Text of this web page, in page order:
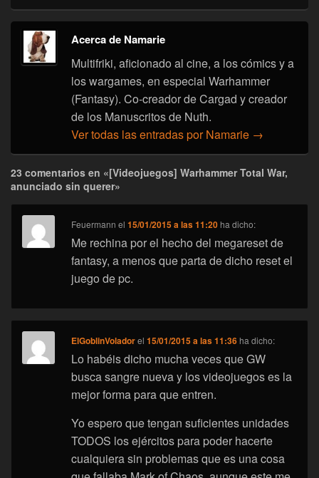
Acerca de Namarie
Multifriki, aficionado al cine, a los cómics y a
los wargames, en especial Warhammer
(Fantasy). Co-creador de Cargad y creador
de los Manuscritos de Nuth.
Ver todas las entradas por Namarie →
23 comentarios en «[Videojuegos] Warhammer Total War,
anunciado sin querer»
Feuermann el15/01/2015 a las 11:20 ha dicho:
Me rechina por el hecho del megareset de
fantasy, a menos que parta de dicho reset el
juego de pc.
ElGoblinVoladorel15/01/2015 a las 11:36 ha dicho:
Lo habéis dicho mucha veces que GW
busca sangre nueva y los videojuegos es la
mejor forma para que entren.
Yo espero que tengan suficientes unidades
TODOS los ejércitos para poder hacerte
cualquiera sin problemas que es una cosa